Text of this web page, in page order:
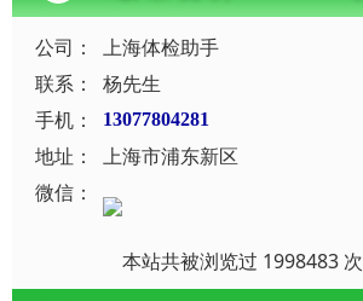
公司：
上海体检助手
联系：
杨先生
手机：
13077804281
地址：
上海市浦东新区
微信：
本站共被浏览过 1998483 次